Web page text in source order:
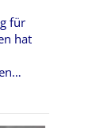
für
hat